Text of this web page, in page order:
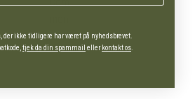
ikke tidligere har været på nyhedsbrevet.
tjek da din spammail ellerkontakt os